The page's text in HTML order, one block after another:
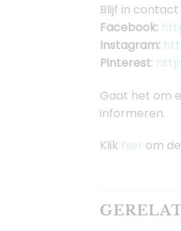
Blijf in
Facebook:
Instagram:
Pinterest:
Gaat het om
informeren.
Klik hier om